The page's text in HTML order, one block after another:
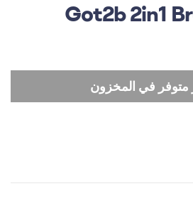
Got2b 2in1
متوفر في المخزون